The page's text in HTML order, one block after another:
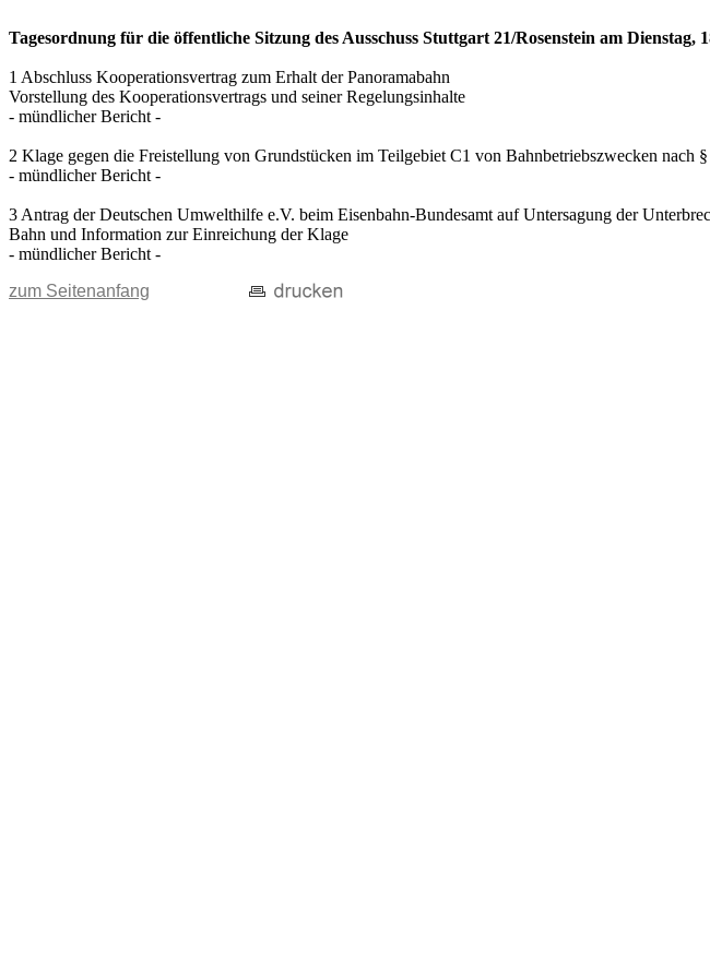
Tagesordnung für die öffentliche Sitzung des Ausschuss Stuttgart 21/Rosenstein am
1 Abschluss Kooperationsvertrag zum Erhalt der Panoramabahn
Vorstellung des Kooperationsvertrags und seiner Regelungsinhalte
- mündlicher Bericht -
2 Klage gegen die Freistellung von Grundstücken im Teilgebiet C1 von Bahnbetriebszwecken nach
- mündlicher Bericht -
3 Antrag der Deutschen Umwelthilfe e.V. beim Eisenbahn-Bundesamt auf Untersagung der
Bahn und Information zur Einreichung der Klage
- mündlicher Bericht -
zum Seitenanfang